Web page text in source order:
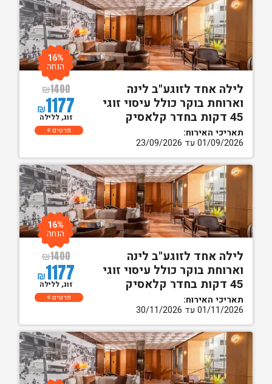
לילה אחד לזוגע"ב לינה
וארוחת בוקר כולל עיסוי זוגי
45 דקות בחדר קלאסיק
תאריכי האירוח:
01/09/2026 עד 23/09/2026
₪1400
₪1177
16%
הנחה
זוג, ללילה
פרטים
לילה אחד לזוגע"ב לינה
וארוחת בוקר כולל עיסוי זוגי
45 דקות בחדר קלאסיק
תאריכי האירוח:
01/11/2026 עד 30/11/2026
₪1400
₪1177
16%
הנחה
זוג, ללילה
פרטים